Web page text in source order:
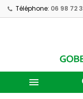
Téléphone: 06 98 72
